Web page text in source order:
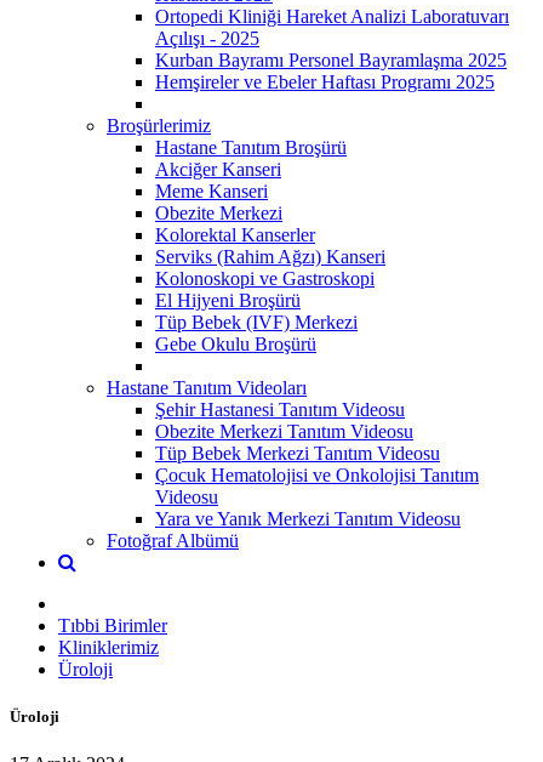
Ortopedi Kliniği Hareket Analizi Laboratuvarı
Açılışı - 2025
Kurban Bayramı Personel Bayramlaşma 2025
Hemşireler ve Ebeler Haftası Programı 2025
Broşürlerimiz
Hastane Tanıtım Broşürü
Akciğer Kanseri
Meme Kanseri
Obezite Merkezi
Kolorektal Kanserler
Serviks (Rahim Ağzı) Kanseri
Kolonoskopi ve Gastroskopi
El Hijyeni Broşürü
Tüp Bebek (IVF) Merkezi
Gebe Okulu Broşürü
Hastane Tanıtım Videoları
Şehir Hastanesi Tanıtım Videosu
Obezite Merkezi Tanıtım Videosu
Tüp Bebek Merkezi Tanıtım Videosu
Çocuk Hematolojisi ve Onkolojisi Tanıtım
Videosu
Yara ve Yanık Merkezi Tanıtım Videosu
Fotoğraf Albümü
Tıbbi Birimler
Kliniklerimiz
Üroloji
Üroloji